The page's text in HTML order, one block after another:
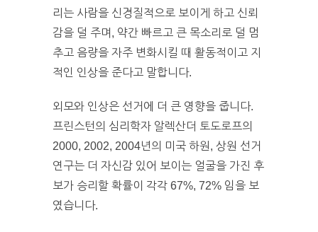
리는 사람을 신경질적으로 보이게 하고 신뢰
감을 덜 주며, 약간 빠르고 큰 목소리로 덜 멈
추고 음량을 자주 변화시킬 때 활동적이고 지
적인 인상을 준다고 말합니다.
외모와 인상은 선거에 더 큰 영향을 줍니다.
프린스턴의 심리학자 알렉산더 토도로프의
2000, 2002, 2004년의 미국 하원, 상원 선거
연구는 더 자신감 있어 보이는 얼굴을 가진 후
보가 승리할 확률이 각각 67%, 72% 임을 보
였습니다.